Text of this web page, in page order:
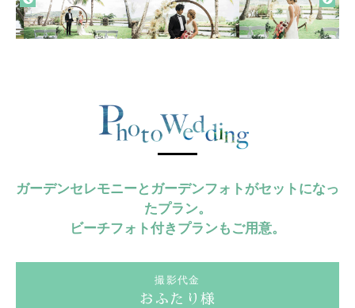
ガーデンセレモニーとガーデンフォトがセットになっ
たプラン。
ビーチフォト付きプランもご用意。
撮影代金
おふたり様